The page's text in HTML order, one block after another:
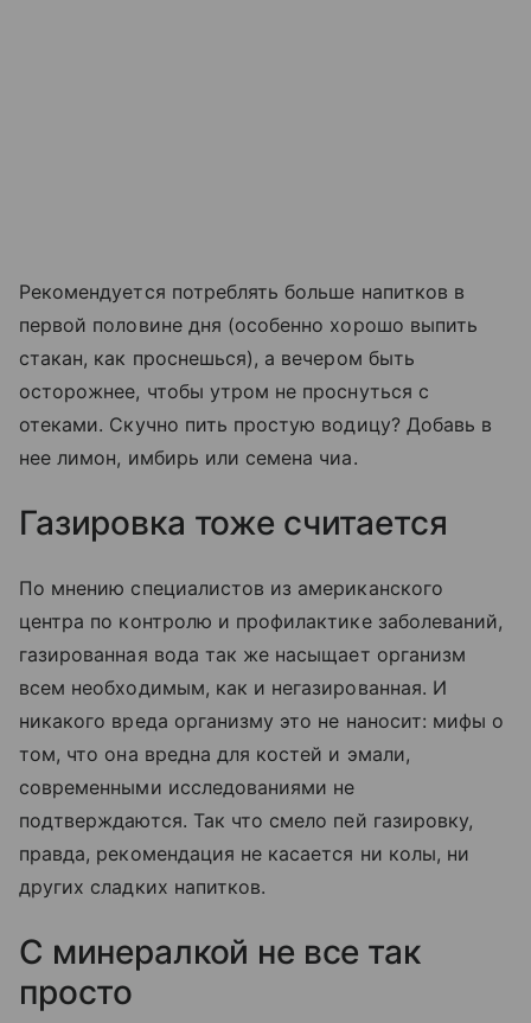
Рекомендуется потреблять больше напитков в
первой половине дня (особенно хорошо выпить
стакан, как проснешься), а вечером быть
осторожнее, чтобы утром не проснуться с
отеками. Скучно пить простую водицу? Добавь в
нее лимон, имбирь или семена чиа.
Газировка тоже считается
По мнению специалистов из американского
центра по контролю и профилактике заболеваний,
газированная вода так же насыщает организм
всем необходимым, как и негазированная. И
никакого вреда организму это не наносит: мифы о
том, что она вредна для костей и эмали,
современными исследованиями не
подтверждаются. Так что смело пей газировку,
правда, рекомендация не касается ни колы, ни
других сладких напитков.
С минералкой не все так
просто